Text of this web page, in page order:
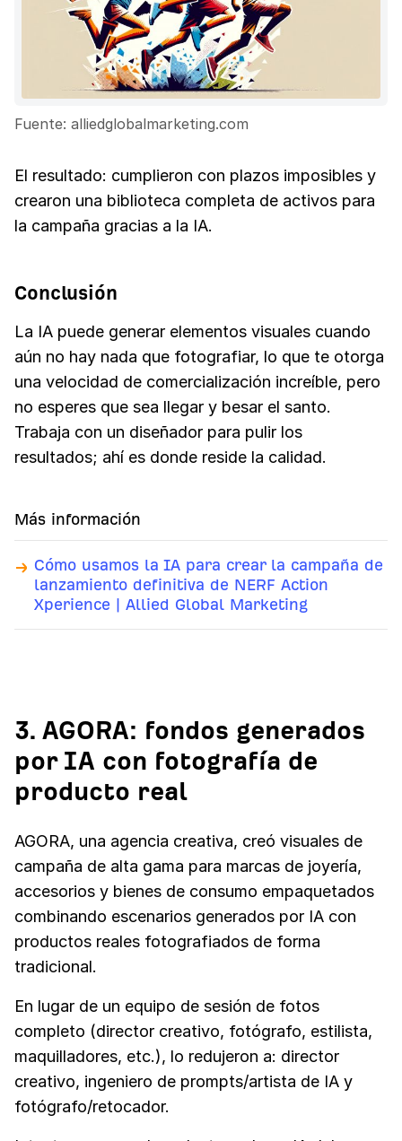
Fuente: alliedglobalmarketing.com
El resultado: cumplieron con plazos imposibles y
crearon una biblioteca completa de activos para
la campaña gracias a la IA.
Conclusión
La IA puede generar elementos visuales cuando
aún no hay nada que fotografiar, lo que te otorga
una velocidad de comercialización increíble, pero
no esperes que sea llegar y besar el santo.
Trabaja con un diseñador para pulir los
resultados; ahí es donde reside la calidad.
Más información
Cómo usamos la IA para crear la campaña de
lanzamiento definitiva de NERF Action
Xperience | Allied Global Marketing
3. AGORA: fondos generados
por IA con fotografía de
producto real
AGORA, una agencia creativa, creó visuales de
campaña de alta gama para marcas de joyería,
accesorios y bienes de consumo empaquetados
combinando escenarios generados por IA con
productos reales fotografiados de forma
tradicional.
En lugar de un equipo de sesión de fotos
completo (director creativo, fotógrafo, estilista,
maquilladores, etc.), lo redujeron a: director
creativo, ingeniero de prompts/artista de IA y
fotógrafo/retocador.